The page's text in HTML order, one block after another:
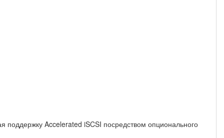
поддержку Accelerated iSCSI посредством опционального